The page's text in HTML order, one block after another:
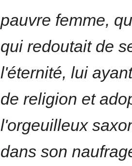
pauvre femme,
qui redoutait de
l'éternité, lui
de religion et
l'orgeuilleux
dans son